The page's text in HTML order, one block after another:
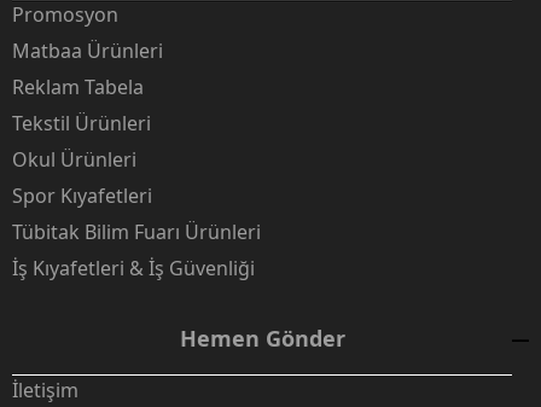
Promosyon
Matbaa Ürünleri
Reklam Tabela
Tekstil Ürünleri
Okul Ürünleri
Spor Kıyafetleri
Tübitak Bilim Fuarı Ürünleri
İş Kıyafetleri & İş Güvenliği
Hemen Gönder
İletişim